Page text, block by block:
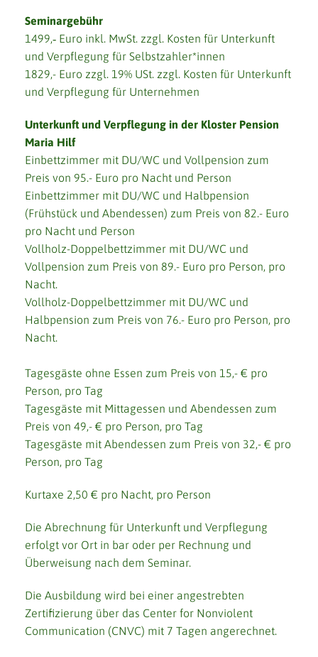
Seminargebühr
1499,‐ Euro inkl. MwSt. zzgl. Kosten für Unterkunft
und Verpflegung für Selbstzahler*innen
1829,- Euro zzgl. 19% USt. zzgl. Kosten für Unterkunft
und Verpflegung für Unternehmen
Unterkunft und Verpflegung in der Kloster Pension
Maria Hilf
Einbettzimmer mit DU/WC und Vollpension zum
Preis von 95.- Euro pro Nacht und Person
Einbettzimmer mit DU/WC und Halbpension
(Frühstück und Abendessen) zum Preis von 82.- Euro
pro Nacht und Person
Vollholz-Doppelbettzimmer mit DU/WC und
Vollpension zum Preis von 89.- Euro pro Person, pro
Nacht.
Vollholz-Doppelbettzimmer mit DU/WC und
Halbpension zum Preis von 76.- Euro pro Person, pro
Nacht.
Tagesgäste ohne Essen zum Preis von 15,- € pro
Person, pro Tag
Tagesgäste mit Mittagessen und Abendessen zum
Preis von 49,- € pro Person, pro Tag
Tagesgäste mit Abendessen zum Preis von 32,- € pro
Person, pro Tag
Kurtaxe 2,50 € pro Nacht, pro Person
Die Abrechnung für Unterkunft und Verpflegung
erfolgt vor Ort in bar oder per Rechnung und
Überweisung nach dem Seminar.
Die Ausbildung wird bei einer angestrebten
Zertifizierung über das Center for Nonviolent
Communication (CNVC) mit 7 Tagen angerechnet.